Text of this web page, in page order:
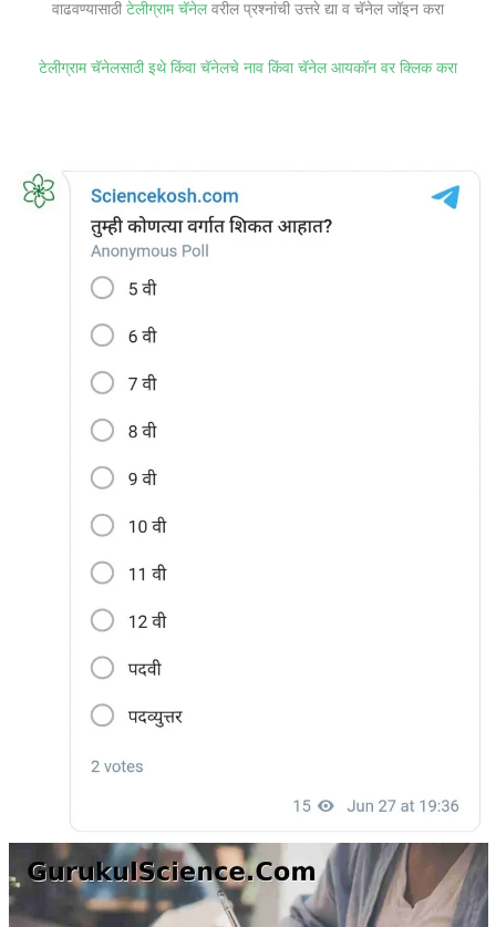
वाढवण्यासाठी टेलीग्राम चॅनेलवरील प्रश्नांची उत्तरे द्या व चॅनेल जॉइन करा
टेलीग्राम चॅनेलसाठी इथे किंवा चॅनेलचे नाव किंवा चॅनेल आयकॉन वर क्लिक करा